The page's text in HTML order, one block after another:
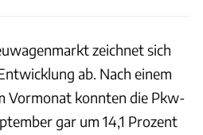
zeichnet sich
ab. Nach einem
Vormonat konnten die Pkw-
gar um 14,1 Prozent